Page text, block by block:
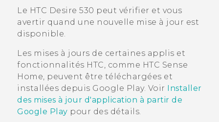
Appareils HTC & Accessoires
Achat & Règlement Questions
Le HTC Desire 530 peut vérifier et vous
avertir quand une nouvelle mise à jour est
disponible.
Les mises à jours de certaines applis et
fonctionnalités HTC, comme HTC Sense
Home, peuvent être téléchargées et
installées depuis Google Play. Voir
Installer
des mises à jour d'application à partir de
Google Play pour des détails.